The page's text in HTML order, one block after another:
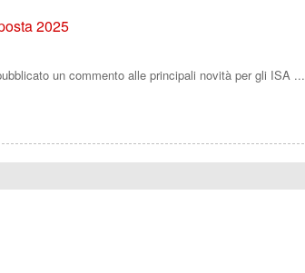
2025
un commento alle principali novità per gli ISA ...